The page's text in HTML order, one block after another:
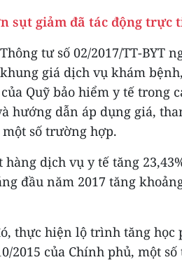
sụt giảm đã tác động trực
tư số 02/2017/TT-BYT
giá dịch vụ khám
Quỹ bảo hiểm y tế trong
hướng dẫn áp dụng giá,
số trường hợp.
hàng dịch vụ y tế tăng
đầu năm 2017 tăng
thực hiện lộ trình tăng học
2015 của Chính phủ, một